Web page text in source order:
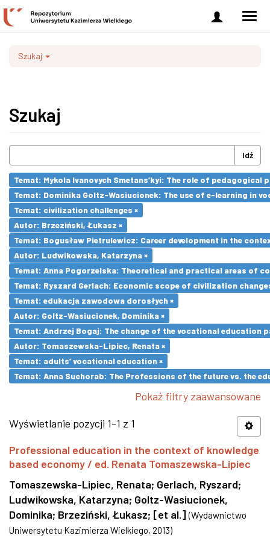
Zaloguj
się
Szukaj
Szukaj
Idź
Temat: Mykola Ivanovych Smetans’kyi: The role of
Temat: Dominika Goltz-Wasiucionek: The use of e-learning in
Temat: civilization challenges ×
Autor: Brzeziński, Łukasz ×
Temat: Bogusław Pietrulewicz: Career development in the
Autor: Ludwikowska, Katarzyna ×
Temat: Anna Pogorzelska: Theoretical and practical areas of
Temat: Ryszard Gerlach: Economic scope of civilization
Temat: edukacja zawodowa dorosłych ×
Autor: Goltz-Wasiucionek, Dominika ×
Temat: Andrzej Bogaj: The change of the vocational education
Autor: Tomaszewska-Lipiec, Renata ×
Temat: adults’ vocational education ×
Temat: Anna Suchorab: The Professions of the future vs. the
Pokaż filtry zaawansowane
Wyświetlanie pozycji 1-1 z 1
Professional education in the context of knowledge
based economy / ed. Renata Tomaszewska-Lipiec
Tomaszewska-Lipiec, Renata; Gerlach, Ryszard;
Ludwikowska, Katarzyna; Goltz-Wasiucionek,
Dominika; Brzeziński, Łukasz; [et al.] (Wydawnictwo
Uniwersytetu Kazimierza Wielkiego, 2013)